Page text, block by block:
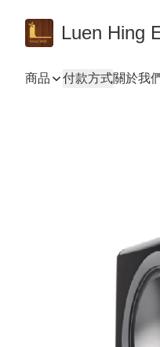
Luen Hing
商品 付款方式關於我